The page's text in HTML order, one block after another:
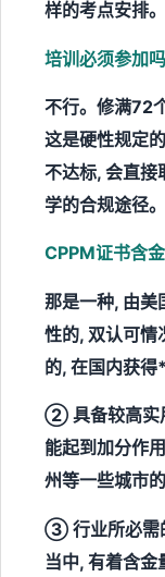
样的考点安排。
培训必须参加
不行。修满72
这是硬性规定
不达标, 会直接
学的合规途径。
CPPM证书含
那是一种, 由美
性的, 双认可情
的, 在国内获得
② 具备较高实
能起到加分作
州等一些城市
③ 行业所必需
当中, 有着含